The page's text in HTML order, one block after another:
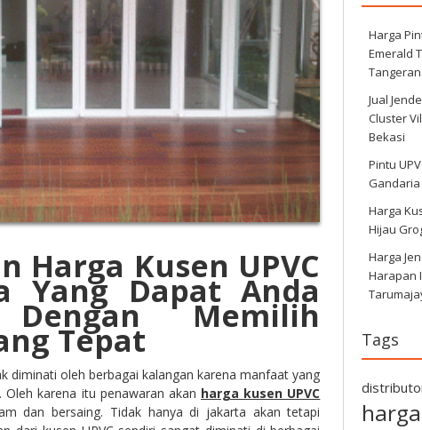
Harga Kusen UPVC
Yang Dapat Anda
Memilih
Tepat
diminati oleh berbagai kalangan karena manfaat yang
Oleh karena itu penawaran akan harga kusen UPVC
dan bersaing. Tidak hanya di jakarta akan tetapi
Harga
Emerald
Jual
Cluster
Bekasi
Pintu
Gandaria
Harga
Hijau
Harga
Harapan
Tags